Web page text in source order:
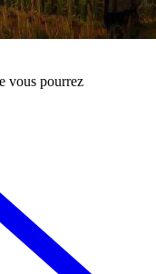
vous pourrez